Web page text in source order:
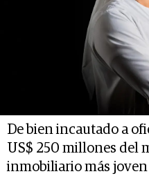
De bien incautado a
US$ 250 millones del
inmobiliario más